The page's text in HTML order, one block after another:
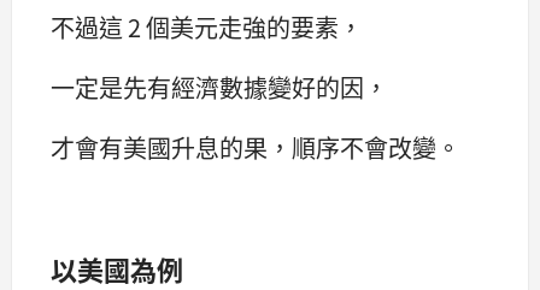
不過這 2 個美元走強的要素，
一定是先有經濟數據變好的因，
才會有美國升息的果，順序不會改變。
以美國為例